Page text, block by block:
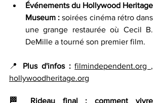
Événements du Hollywood Heritage
Museum : soirées cinéma rétro dans
une grange restaurée où Cecil B.
DeMille a tourné son premier film.
📍 Plus d'infos : filmindependent.org
hollywoodheritage.org
🏁 Rideau final : comment vivre